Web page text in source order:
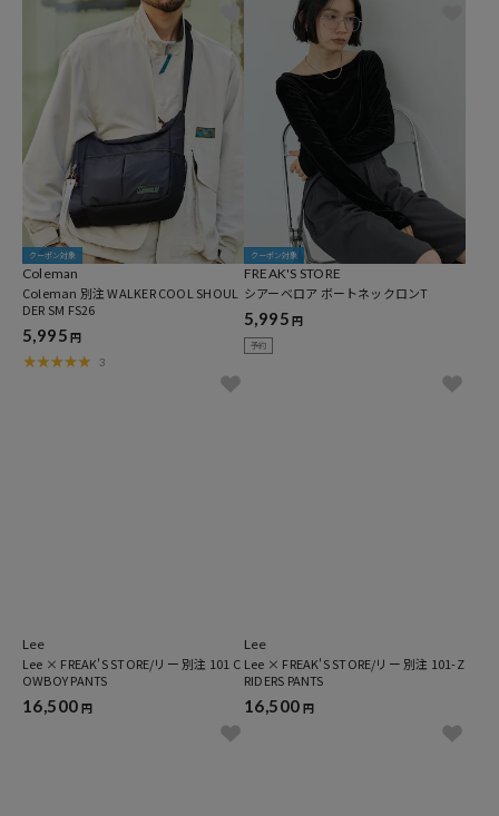
クーポン対象
Coleman
Coleman 別注 WALKER COOL SHOUL
DER SM FS26
5,995 円
3
クーポン対象
FREAK'S STORE
シアーベロア ボートネックロンT
5,995 円
予約
Lee
Lee × FREAK'S STORE/リー 別注 101 C
OWBOY PANTS
16,500 円
Lee
Lee × FREAK'S STORE/リー 別注 101-Z
RIDERS PANTS
16,500 円